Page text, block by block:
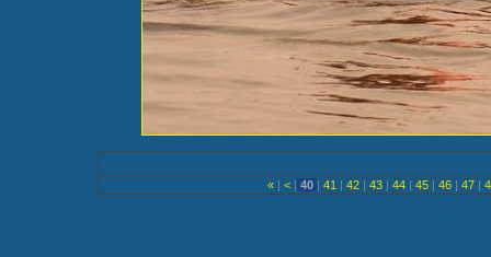
« | < | 40 | 41 | 42 | 43 | 44 | 45 | 46 | 47 |